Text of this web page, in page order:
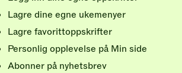
Lagre dine egne ukemenyer
Lagre favorittoppskrifter
Personlig opplevelse på Min side
Abonner på nyhetsbrev